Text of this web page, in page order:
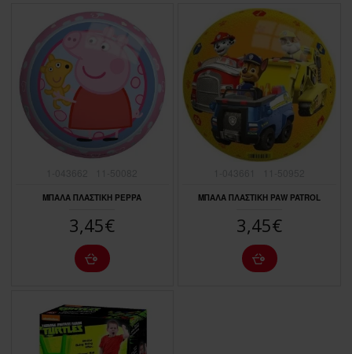
ΜΠΑΛΑ ΠΛΑΣΤΙΚΗ PEPPA
3,45€
ΜΠΑΛΑ ΠΛΑΣΤΙΚΗ PAW PATROL
3,45€